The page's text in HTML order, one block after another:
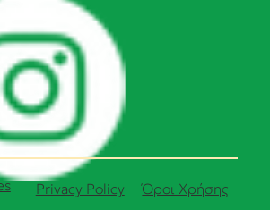
Όροι Χρήσης
Privacy Policy